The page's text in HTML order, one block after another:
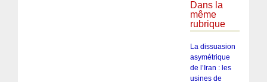
Dans la
même
rubrique
La dissuasion
asymétrique
de l’Iran : les
usines de